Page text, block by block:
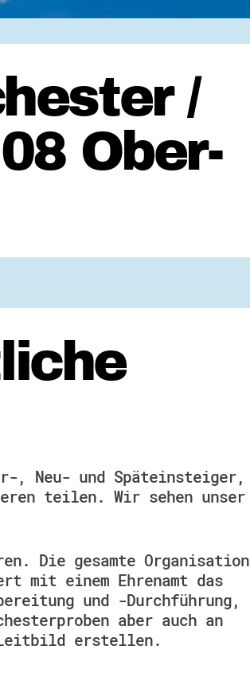
/
Ober-
, Neu- und Späteinsteiger,
teilen. Wir sehen unser
Die gesamte Organisation
mit einem Ehrenamt das
und -Durchführung,
aber auch an
Leitbild erstellen.